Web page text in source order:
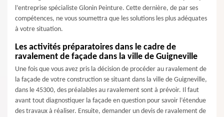
l’entreprise spécialiste Glonin Peinture. Cette dernière, de par ses
compétences, ne vous soumettra que les solutions les plus adéquates
à votre situation.
Les activités préparatoires dans le cadre de
ravalement de façade dans la ville de Guigneville
Une fois que vous avez pris la décision de procéder au ravalement de
la façade de votre construction se situant dans la ville de Guigneville,
dans le 45300, des préalables au ravalement sont à prévoir. Il faut
avant tout diagnostiquer la façade en question pour savoir l’étendue
des travaux à réaliser. Ensuite, demander un devis de ravalement de